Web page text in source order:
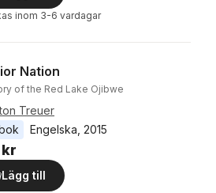
inom 3-6 vardagar
Nation
of the Red Lake Ojibwe
Treuer
Engelska 2015
Lägg till